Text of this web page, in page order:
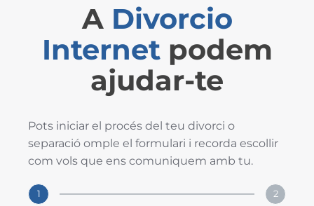
A Divorcio
Internetpodem
ajudar-te
Pots iniciar el procés del teu divorci o
separació omple el formulari i recorda escollir
com vols que ens comuniquem amb tu.
1 2